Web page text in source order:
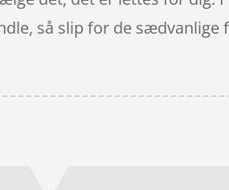
så slip for de